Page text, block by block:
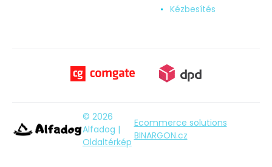
Kézbesítés
© 2026
Alfadog |
Oldaltérkép
Ecommerce solutions
BINARGON.cz